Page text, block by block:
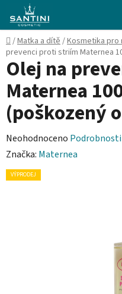
obsah
Domů
/Matka a dítě/Kosmetika pro
prevenci proti striím Maternea
Olej na
Maternea
(poškozený
Průměrné
hodnocení
produktu
Neohodnoceno
Značka: Maternea
VÝPRODEJ